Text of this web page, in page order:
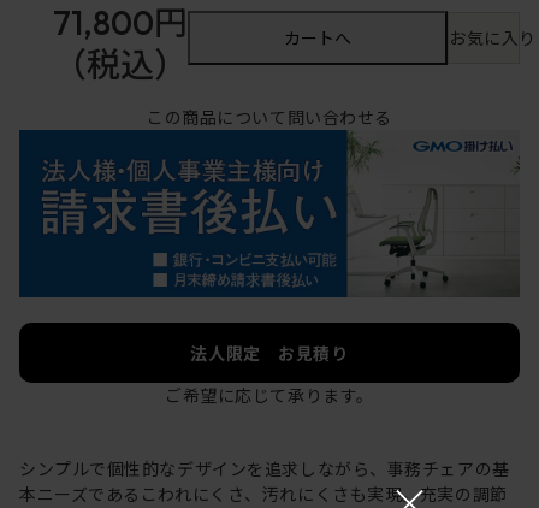
71,800円
（税込）
カートへ お気に入
この商品について問い合わせる
法人限定 お見積り
ご希望に応じて承ります。
シンプルで個性的なデザインを追求しながら、事務チェアの基
本ニーズであるこわれにくさ、汚れにくさも実現。充実の調節